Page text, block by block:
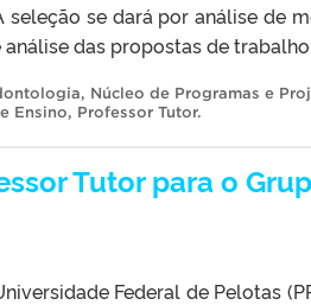
seleção se dará por análise de
das propostas de trabalho
, Núcleo de Programas e
Ensino, Professor Tutor.
Tutor para o
Federal de Pelotas